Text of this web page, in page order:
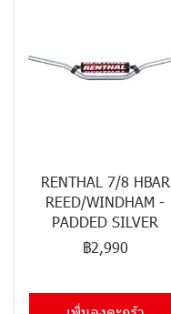
RENTHAL 7/8 HBAR
REED/WINDHAM -
PADDED SILVER
฿2,990